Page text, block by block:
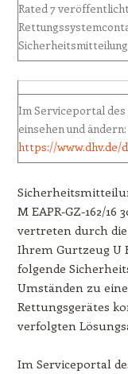
Rated 7
Im Serviceportal
einsehen und ändern:
https://www.dhv.de/
M EAPR-GZ-162/16
vertreten durch
Ihrem Gurtzeug U
folgende
Umständen zu
Rettungsgerätes
verfolgten
Im Serviceportal